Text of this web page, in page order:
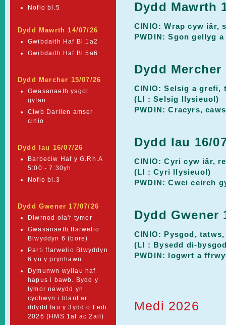
Nofio bl.5
Dydd Mawrth 14/07/26
Gwibdaith Haf Bl.1a2
Gwibdaith Haf Bl.5a6
Dydd Mercher 15/07/26
Gwasanaeth ysgol
gyfan
Clwb Darllen amser
cinio
Dydd Iau 16/07/26
Barbeciw Haf y G.Rh.A
5:00 - 7:30yh
Nofio bl.3
Dydd Gwener 17/07/26
Diwrnod ola'r tymor
Gwasanaeth ffarwelio
Blwyddyn 6 (bore)
Parti ffarwelio Blwyddyn
6 yn y prynhawn
Dymunwn wyliau haf
hapus i bawb. Bydd y
tymor newydd yn
cychwyn i blant ar
ddydd Iau y 3ydd o Fedi
2026 (HMS 1af ac 2ail)
Dydd Mawrth
CINIO: Wrap cyw iâr,
PWDIN: Sgon gellyg
Dydd Mercher
CINIO: Selsig a grefi,
(Ll : Selsig llysieuol)
PWDIN: Cracyrs,
Dydd Iau 16/
CINIO: Cyri cyw iâr,
(Ll : Cyri llysieuol)
PWDIN: Cwci ceirch
Dydd Gwener
CINIO: Pysgod,
(Ll : Bysedd di-
PWDIN: Iogwrt a
Medi 2026